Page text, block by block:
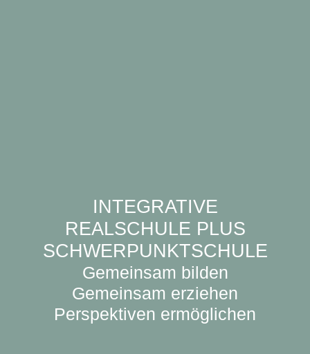
INTEGRATIVE
REALSCHULE PLUS
SCHWERPUNKTSCHULE
Gemeinsam bilden
Gemeinsam erziehen
Perspektiven ermöglichen